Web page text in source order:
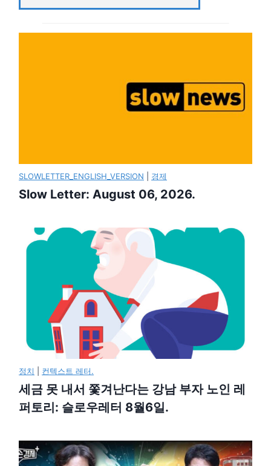
SLOWLETTER_ENGLISH_VERSION 경제
Slow Letter: August 06, 2026.
정치 컨텍스트 레터.
세금 못 내서 쫓겨난다는 강남 부자 노인 레
퍼토리: 슬로우레터 8월6일.